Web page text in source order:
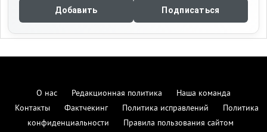
Добавить Подписаться
О нас Редакционная политика
Наша команда
Контакты
Фактчекинг Политика исправлений
Политика
конфиденциальности
Правила пользования сайтом